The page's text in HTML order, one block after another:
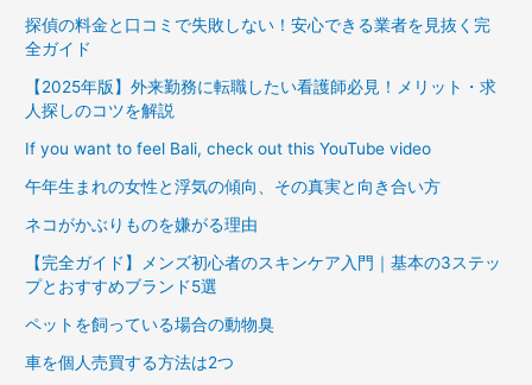
探偵の料金と口コミで失敗しない！安心できる業者を見抜く完
全ガイド
【2025年版】外来勤務に転職したい看護師必見！メリット・求
人探しのコツを解説
If you want to feel Bali, check out this YouTube video
午年生まれの女性と浮気の傾向、その真実と向き合い方
ネコがかぶりものを嫌がる理由
【完全ガイド】メンズ初心者のスキンケア入門｜基本の3ステッ
プとおすすめブランド5選
ペットを飼っている場合の動物臭
車を個人売買する方法は2つ